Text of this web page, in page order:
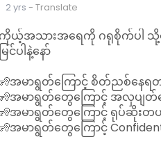
2 yrs - Translate
ယ့်အသားအရေကို ဂရုစိုက်ပါ
ြင်ပါနဲ့နော်
အမာရွတ်ကြောင့် စိတ်ညစ်နေ
အမာရွတ်တွေကြောင့် အလှပျ
အမာရွတ်တွေကြောင့် ရုပ်ဆိုးတ
အမာရွတ်တွေကြောင့်